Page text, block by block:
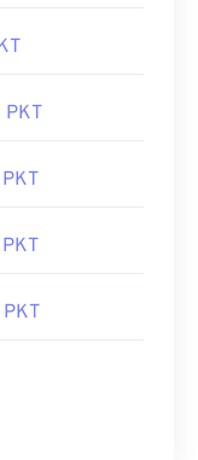
PKT
PKT